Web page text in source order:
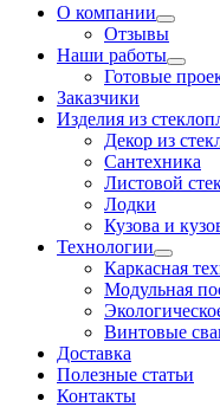
О компании
Отзывы
Наши работы
Готовые
Заказчики
Изделия из
Декор из
Сантехника
Листовой
Лодки
Кузова и
Технологии
Каркасная
Модульная
Винтовые
Доставка
Полезные статьи
Контакты